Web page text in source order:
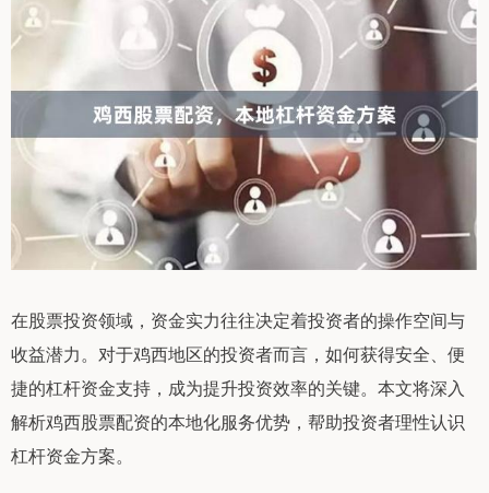
在股票投资领域，资金实力往往决定着投资者的操作空间与
收益潜力。对于鸡西地区的投资者而言，如何获得安全、便
捷的杠杆资金支持，成为提升投资效率的关键。本文将深入
解析鸡西股票配资的本地化服务优势，帮助投资者理性认识
杠杆资金方案。